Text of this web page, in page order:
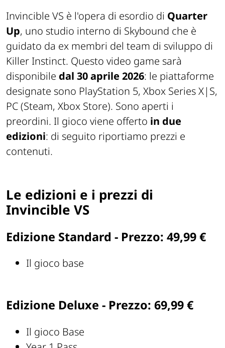
Invincible VS è l'opera di esordio di Quarter
Up, uno studio interno di Skybound che è
guidato da ex membri del team di sviluppo di
Killer Instinct. Questo video game sarà
disponibile dal 30 aprile 2026: le piattaforme
designate sono PlayStation 5, Xbox Series X|S,
PC (Steam, Xbox Store). Sono aperti i
preordini. Il gioco viene offerto in due
edizioni: di seguito riportiamo prezzi e
contenuti.
Le edizioni e i prezzi di
Invincible VS
Edizione Standard - Prezzo: 49,99 €
Il gioco base
Edizione Deluxe - Prezzo: 69,99 €
Il gioco Base